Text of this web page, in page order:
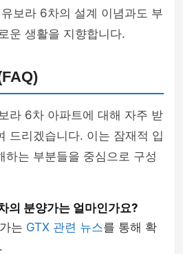
보라 6차의 설계 이념과도 부
운 생활을 지향합니다.
라 6차 아파트에 대해 자주 받
드리겠습니다. 이는 잠재적 입
하는 부분들을 중심으로 구성
의 분양가는 얼마인가요?
는 GTX 관련 뉴스를 통해 확